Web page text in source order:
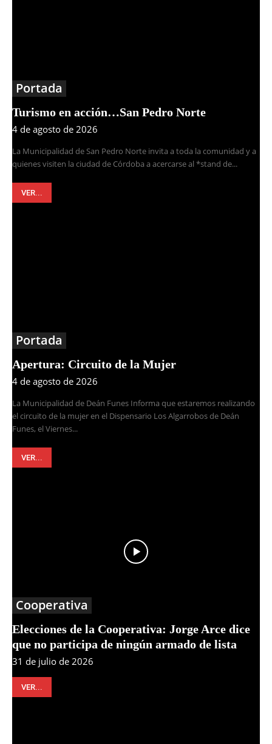
Portada
Turismo en acción…San Pedro Norte
4 de agosto de 2026
La Municipalidad de San Pedro Norte invita a toda la comunidad y a
quienes visiten la ciudad de Córdoba a acercarse al *stand de...
VER...
Portada
Apertura: Circuito de la Mujer
4 de agosto de 2026
La Municipalidad de Deán Funes Informa que estaremos realizando
el circuito de la mujer en el Dispensario Los Algarrobos de Deán
Funes, el Viernes...
VER...
Cooperativa
Elecciones de la Cooperativa: Jorge Arce dice
que no participa de ningún armado de lista
31 de julio de 2026
VER...